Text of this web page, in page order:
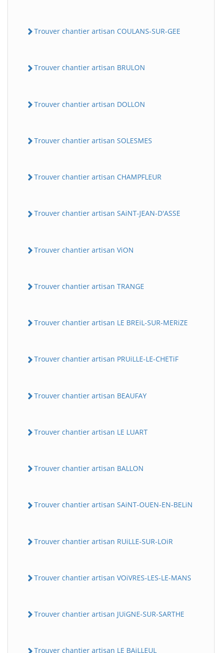
Trouver chantier artisan COULANS-SUR-GEE
Trouver chantier artisan BRULON
Trouver chantier artisan DOLLON
Trouver chantier artisan SOLESMES
Trouver chantier artisan CHAMPFLEUR
Trouver chantier artisan SAiNT-JEAN-D'ASSE
Trouver chantier artisan ViON
Trouver chantier artisan TRANGE
Trouver chantier artisan LE BREiL-SUR-MERiZE
Trouver chantier artisan PRUiLLE-LE-CHETiF
Trouver chantier artisan BEAUFAY
Trouver chantier artisan LE LUART
Trouver chantier artisan BALLON
Trouver chantier artisan SAiNT-OUEN-EN-BELiN
Trouver chantier artisan RUiLLE-SUR-LOiR
Trouver chantier artisan VOiVRES-LES-LE-MANS
Trouver chantier artisan JUiGNE-SUR-SARTHE
Trouver chantier artisan LE BAiLLEUL
BatiWebPro